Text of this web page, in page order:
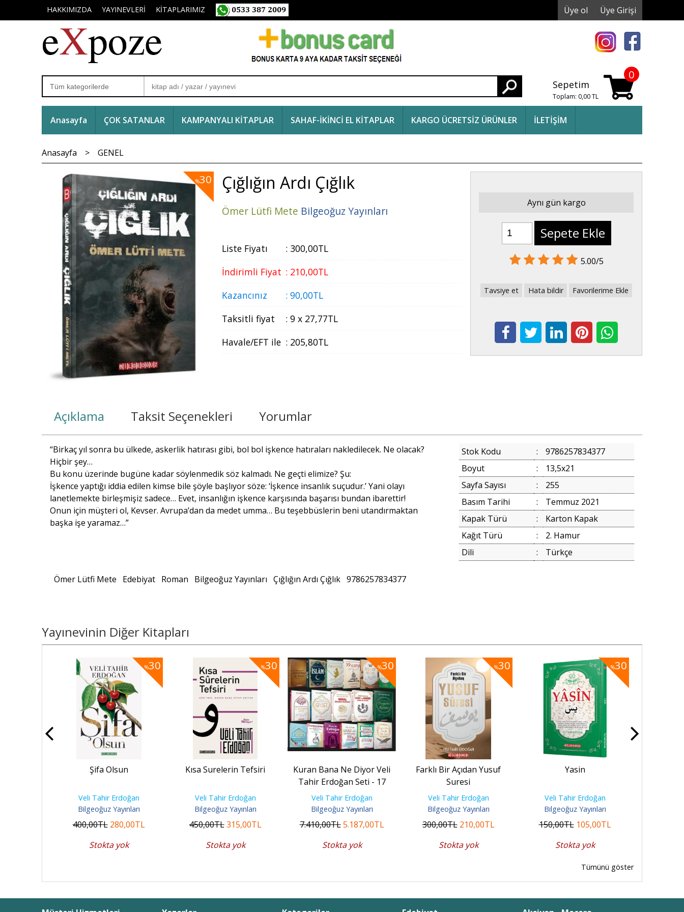
HAKKIMIZDA YAYINEVLERİ KİTAPLARIMIZ Üye ol Üye Girişi
Sepetim
0
Toplam: 0,00TL
Anasayfa ÇOK SATANLAR KAMPANYALI KİTAPLAR SAHAF-İKİNCİ EL KİTAPLAR KARGO ÜCRETSİZ ÜRÜNLER İLETİŞİM
Anasayfa > GENEL
%30 Çığlığın Ardı Çığlık
Ömer Lütfi Mete Bilgeoğuz Yayınları
Liste Fiyatı : 300,00TL
İndirimli Fiyat : 210,00TL
Kazancınız
: 90,00TL
Taksitli fiyat
: 9 x 27,77TL
Havale/EFT ile : 205,80TL
Aynı gün kargo
Sepete Ekle
5.00/5
Tavsiye et Hata bildir Favorilerime Ekle
Açıklama Taksit Seçenekleri Yorumlar
“Birkaç yıl sonra bu ülkede, askerlik hatırası gibi, bol bol işkence hatıraları nakledilecek. Ne olacak?
Hiçbir şey…
Bu konu üzerinde bugüne kadar söylenmedik söz kalmadı. Ne geçti elimize? Şu:
İşkence yaptığı iddia edilen kimse bile şöyle başlıyor söze: ‘İşkence insanlık suçudur.’ Yani olayı
lanetlemekte birleşmişiz sadece… Evet, insanlığın işkence karşısında başarısı bundan ibarettir!
Onun için müşteri ol, Kevser. Avrupa’dan da medet umma… Bu teşebbüslerin beni utandırmaktan
başka işe yaramaz…”
Stok Kodu :
9786257834377
Boyut
:
13,5x21
Sayfa Sayısı
:
255
Basım Tarihi
:
Temmuz 2021
Kapak Türü
:
Karton Kapak
Kağıt Türü
:
2. Hamur
Dili
: Türkçe
Ömer Lütfi Mete Edebiyat Roman Bilgeoğuz Yayınları Çığlığın Ardı Çığlık 9786257834377
Yayınevinin Diğer Kitapları
%30
Şifa Olsun
Veli Tahir Erdoğan
Bilgeoğuz Yayınları
400,00TL 280,00TL
Stokta yok
%30
Kısa Surelerin Tefsiri
Veli Tahir Erdoğan
Bilgeoğuz Yayınları
450,00TL 315,00TL
Stokta yok
%30
Kuran Bana Ne Diyor Veli
Tahir Erdoğan Seti - 17
Kitap
Veli Tahir Erdoğan
Bilgeoğuz Yayınları
7.410,00TL 5.187,00TL
Stokta yok
%30
Farklı Bir Açıdan Yusuf
Suresi
Veli Tahir Erdoğan
Bilgeoğuz Yayınları
300,00TL 210,00TL
Stokta yok
%30
Yasin
Veli Tahir Erdoğan
Bilgeoğuz Yayınları
150,00TL 105,00TL
Stokta yok
Tümünü göster